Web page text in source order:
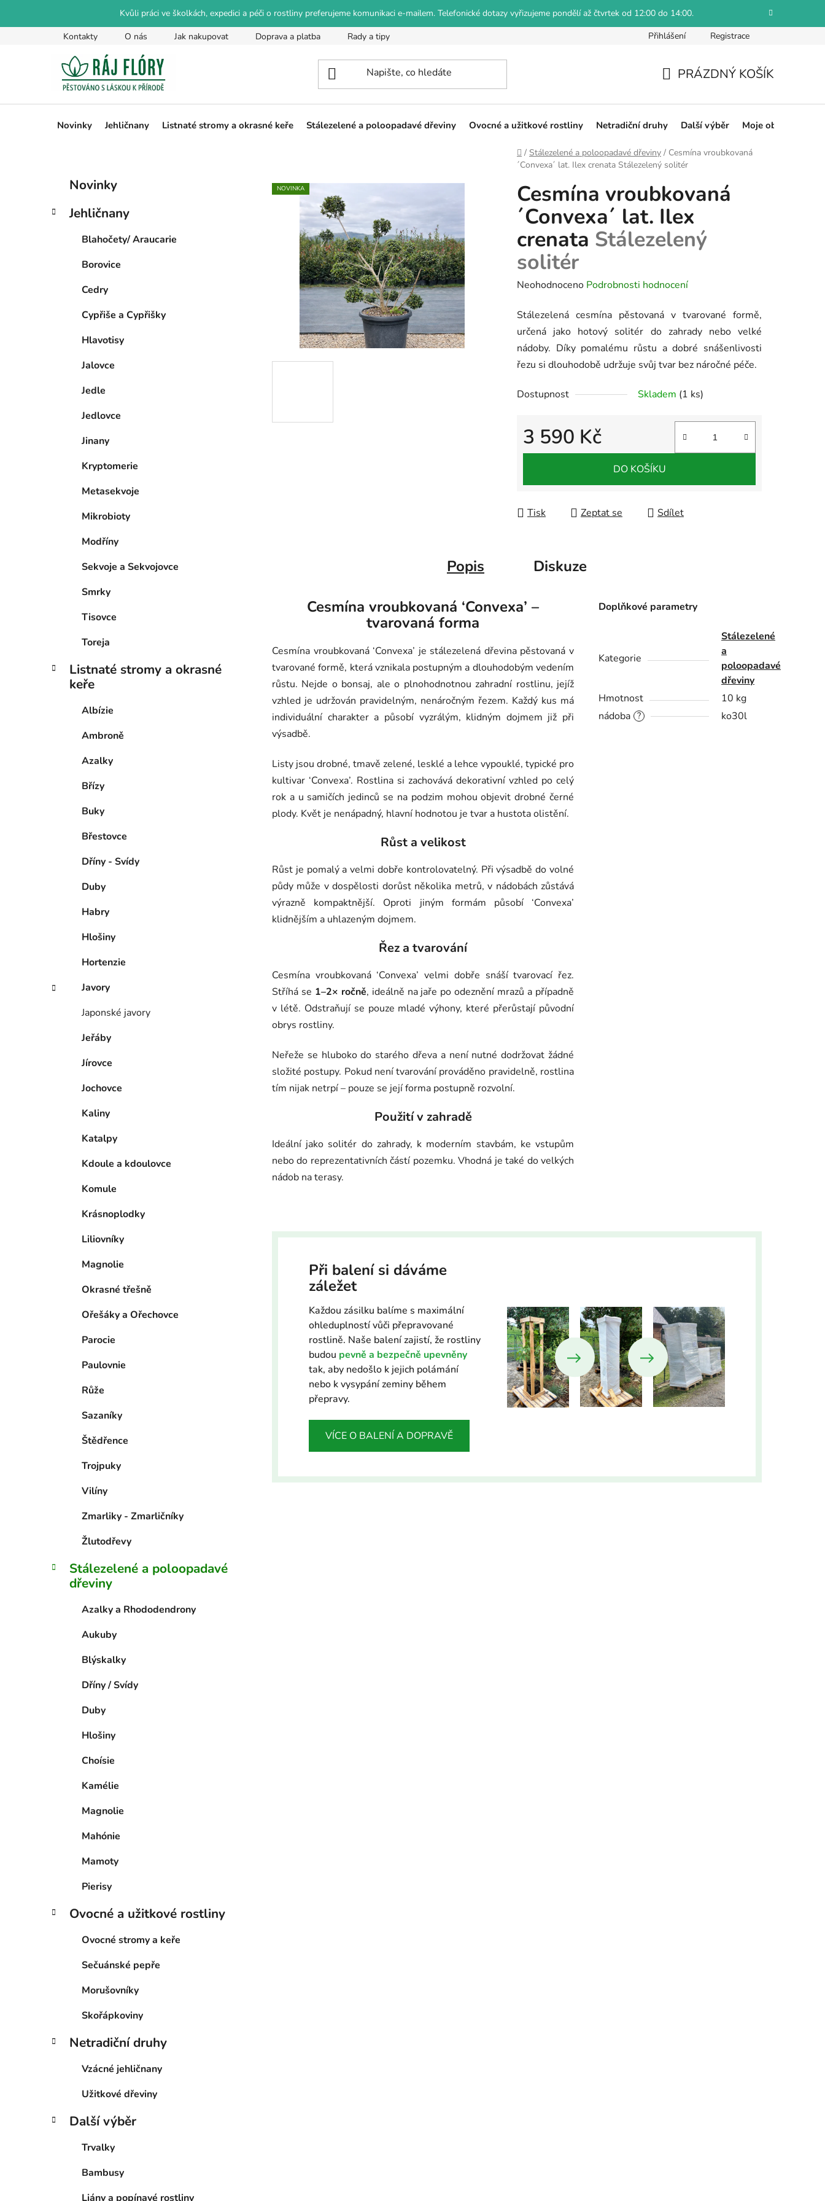
Kvůli práci ve školkách, expedici a péči o rostliny preferujeme komunikaci e-mailem. Telefonické dotazy vyřizujeme pondělí až čtvrtek od 12:00 do 14:00.
Kontakty
O nás Jak nakupovat Doprava a platba Rady a tipy Obchodní podmínky
Přihlášení Registrace
KOŠÍK
PRÁZDNÝ KOŠÍK
Novinky Jehličnany Listnaté stromy a okrasné keře Stálezelené a poloopadavé dřeviny Ovocné a užitkové rostliny Netradiční druhy Další výběr Moje objednávka
Domů
/ Stálezelené a poloopadavé dřeviny / Cesmína vroubkovaná
´Convexa´ lat. Ilex crenata Stálezelený solitér
s
Přeskočit
kategorie
e
Novinky
Jehličnany
Blahočety/ Araucarie
Borovice
Cedry
Cypřiše a Cypřišky
Hlavotisy
Jalovce
Jedle
Jedlovce
Jinany
Kryptomerie
Metasekvoje
Mikrobioty
Modříny
Sekvoje a Sekvojovce
Smrky
Tisovce
Toreja
Listnaté stromy a okrasné
keře
Albízie
Ambroně
Azalky
Břízy
Buky
Břestovce
Dříny - Svídy
Duby
Habry
Hlošiny
Hortenzie
Javory
Japonské javory
Jeřáby
Jírovce
Jochovce
Kaliny
Katalpy
Kdoule a kdoulovce
Komule
Krásnoplodky
Liliovníky
Magnolie
Okrasné třešně
Ořešáky a Ořechovce
Parocie
Paulovnie
Růže
Sazaníky
Štědřence
Trojpuky
Vilíny
Zmarliky - Zmarličníky
Žlutodřevy
Stálezelené a poloopadavé
dřeviny
Azalky a Rhododendrony
Aukuby
Blýskalky
Dříny / Svídy
Duby
Hlošiny
Choísie
Kamélie
Magnolie
Mahónie
Mamoty
Pierisy
Ovocné a užitkové rostliny
Ovocné stromy a keře
Sečuánské pepře
Morušovníky
Skořápkoviny
Netradiční druhy
Vzácné jehličnany
Užitkové dřeviny
Další výběr
Trvalky
Bambusy
Liány a popínavé rostliny
Cesmína vroubkovaná
´Convexa´ lat. Ilex
crenata Stálezelený
solitér
Průměrné
produktu
je
0,0
z
hvězdiček.
Neohodnoceno Podrobnosti hodnocení
Stálezelená cesmína pěstovaná v tvarované formě,
určená jako hotový solitér do zahrady nebo velké
nádoby. Díky pomalému růstu a dobré snášenlivosti
řezu si dlouhodobě udržuje svůj tvar bez náročné péče.
Dostupnost Skladem (1 ks)
3 590 Kč
Měrná cena:
DO KOŠÍKU
Tisk Zeptat se Sdílet
NOVINKA
Popis Diskuze
Cesmína vroubkovaná ‘Convexa’ –
tvarovaná forma
Cesmína vroubkovaná ‘Convexa’ je stálezelená dřevina pěstovaná v
tvarované formě, která vznikala postupným a dlouhodobým vedením
růstu. Nejde o bonsaj, ale o plnohodnotnou zahradní rostlinu, jejíž
vzhled je udržován pravidelným, nenáročným řezem. Každý kus má
individuální charakter a působí vyzrálým, klidným dojmem již při
výsadbě.
Listy jsou drobné, tmavě zelené, lesklé a lehce vypouklé, typické pro
kultivar ‘Convexa’. Rostlina si zachovává dekorativní vzhled po celý
rok a u samičích jedinců se na podzim mohou objevit drobné černé
plody. Květ je nenápadný, hlavní hodnotou je tvar a hustota olistění.
Růst a velikost
Růst je pomalý a velmi dobře kontrolovatelný. Při výsadbě do volné
půdy může v dospělosti dorůst několika metrů, v nádobách zůstává
výrazně kompaktnější. Oproti jiným formám působí ‘Convexa’
klidnějším a uhlazeným dojmem.
Řez a tvarování
Cesmína vroubkovaná ‘Convexa’ velmi dobře snáší tvarovací řez.
Stříhá se 1–2× ročně, ideálně na jaře po odeznění mrazů a případně
v létě. Odstraňují se pouze mladé výhony, které přerůstají původní
obrys rostliny.
Neřeže se hluboko do starého dřeva a není nutné dodržovat žádné
složité postupy. Pokud není tvarování prováděno pravidelně, rostlina
tím nijak netrpí – pouze se její forma postupně rozvolní.
Použití v zahradě
Ideální jako solitér do zahrady, k moderním stavbám, ke vstupům
nebo do reprezentativních částí pozemku. Vhodná je také do velkých
nádob na terasy.
Doplňkové parametry
Kategorie
Stálezelené
a
poloopadavé
dřeviny
Hmotnost
10 kg
?
nádoba ko30l
Při balení si dáváme
záležet
Každou zásilku balíme s maximální
ohleduplností vůči přepravované
rostlině. Naše balení zajistí, že rostliny
budou pevně a bezpečně upevněny
tak, aby nedošlo k jejich polámání
nebo k vysypání zeminy během
přepravy.
VÍCE O BALENÍ A DOPRAVĚ